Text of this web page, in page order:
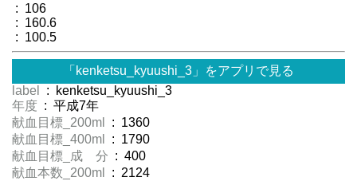
: 106
: 160.6
: 100.5
「kenketsu_kyuushi_3」をアプリで見る
label
: kenketsu_kyuushi_3
年度 : 平成7年
献血目標_200ml
: 1360
献血目標_400ml
: 1790
献血目標_成 分 : 400
献血本数_200ml
: 2124